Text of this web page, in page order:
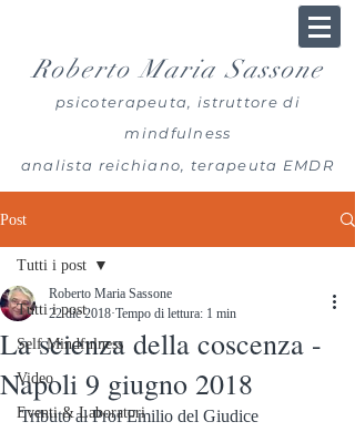
Roberto Maria Sassone
psicoterapeuta, istruttore di
mindfulness
analista reichiano, terapeuta EMDR
Post
Tutti i post
Self Mindfulness
Video
Eventi & Laboratori
Tutti i post
La scienza della coscenza -
Napoli 9 giugno 2018
Roberto Maria Sassone
22 dic 2018 Tempo di lettura: 1 min
Tributo al Prof Emilio del Giudice